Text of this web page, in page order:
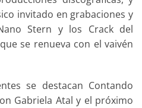
invitado en grabaciones y
Stern y los Crack del
se renueva con el vaivén
se destacan Contando
Gabriela Atal y el próximo